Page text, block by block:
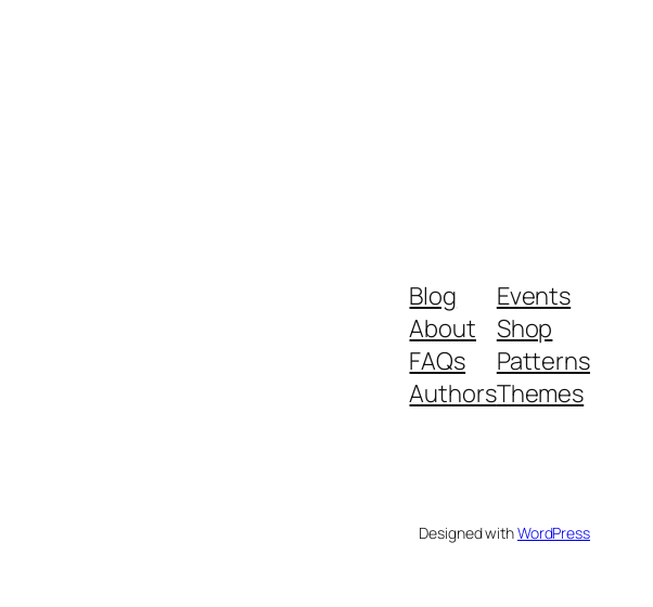
Blog
About
FAQs
Authors
Events
Shop
Patterns
Themes
Designed withWordPress